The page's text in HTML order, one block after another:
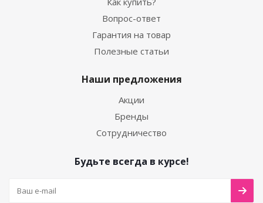
Вопрос-ответ
Гарантия на товар
Полезные статьи
Наши предложения
Акции
Бренды
Сотрудничество
Будьте всегда в курсе!